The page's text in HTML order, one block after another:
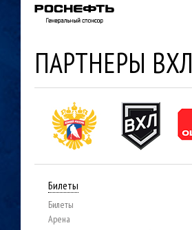
ПАРТНЕРЫ ВХЛ
Билеты
Билеты
Арена